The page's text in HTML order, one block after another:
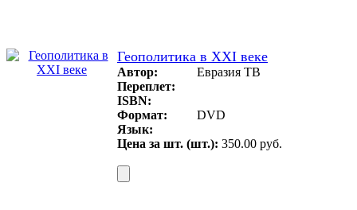
Геополитика в XXI веке
Автор:
Евразия ТВ
Переплет:
ISBN:
Формат:
DVD
Язык:
Цена за шт. (шт.): 350.00 руб.